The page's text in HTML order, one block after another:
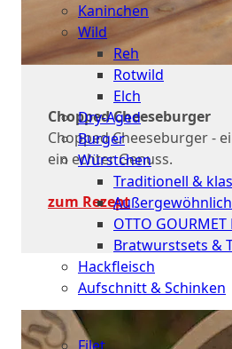
Kaninchen
Wild
Reh
Rotwild
Elch
Dry-Aged
Burger
Würstchen
Traditionell &
OTTO
Bratwurstsets &
Hackfleisch
Aufschnitt & Schinken
Cuts
Chopped Cheeseburger
Chopped Cheeseburger -
ein echter Genuss.
zum Rezept